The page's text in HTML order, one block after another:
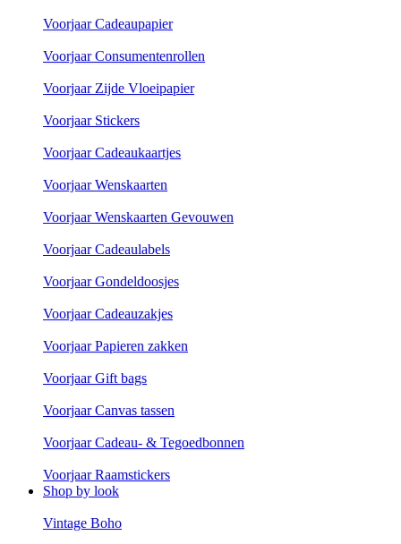
Voorjaar Cadeaupapier
Voorjaar Consumentenrollen
Voorjaar Zijde Vloeipapier
Voorjaar Stickers
Voorjaar Cadeaukaartjes
Voorjaar Wenskaarten
Voorjaar Wenskaarten Gevouwen
Voorjaar Cadeaulabels
Voorjaar Gondeldoosjes
Voorjaar Cadeauzakjes
Voorjaar Papieren zakken
Voorjaar Gift bags
Voorjaar Canvas tassen
Voorjaar Cadeau- & Tegoedbonnen
Voorjaar Raamstickers
Shop by look
Vintage Boho